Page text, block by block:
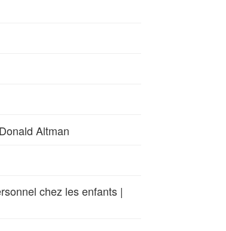
Altman
chez les enfants |